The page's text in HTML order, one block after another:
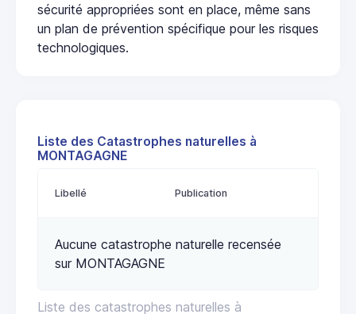
sécurité appropriées sont en place, même sans
un plan de prévention spécifique pour les risques
technologiques.
Liste des Catastrophes naturelles à
MONTAGAGNE
Liste des catastrophes naturelles à
Libellé Publication
Aucune catastrophe naturelle recensée
sur MONTAGAGNE